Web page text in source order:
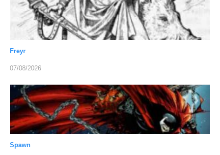
Freyr
07/08/2026
Spawn